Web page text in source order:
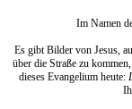
Im Namen
Es gibt Bilder von Jesus,
über die Straße zu
dieses Evangelium heute: